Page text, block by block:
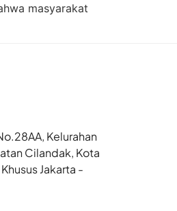
masyarakat
Kelurahan
Cilandak, Kota
Jakarta -